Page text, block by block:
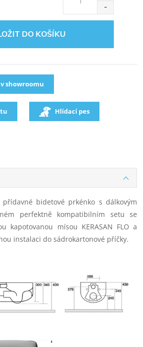
DO KOŠÍKU
showroomu
Hlídací pes
bidetové prkénko s dálkovým
perfektně kompatibilním setu se
kapotovanou mísou KERASAN FLO a
instalaci do sádrokartonové příčky.